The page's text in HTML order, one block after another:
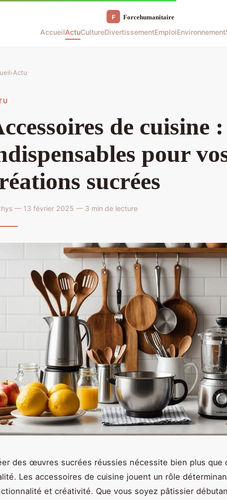
AccueilActuCultureDivertissementEmploiEnvironnement
›Actu
de cuisine :
pour
sucrées
— 13 février 2025 — 3 min de lecture
des œuvres sucrées réussies nécessite bien plus que
Les accessoires de cuisine jouent un rôle
et créativité. Que vous soyez pâtissier